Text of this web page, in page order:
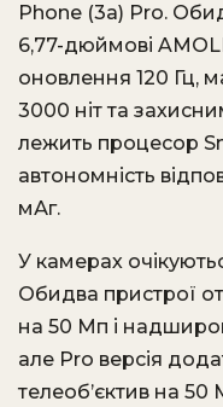
Phone (3a) Pro.
6,77-дюймові
оновлення 120 Гц,
3000 ніт та
лежить процесор
автономність
мАг.
У камерах
Обидва пристрої
на 50 Мп і
але Pro версія
телеоб’єктив на